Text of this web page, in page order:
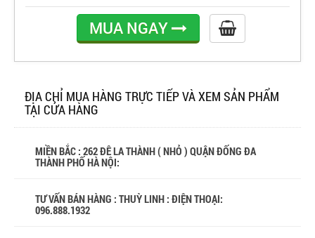
MUA NGAY
ĐỊA CHỈ MUA HÀNG TRỰC TIẾP VÀ XEM SẢN PHẨM
TẠI CỬA HÀNG
MIỀN BẮC : 262 ĐÊ LA THÀNH ( NHỎ ) QUẬN ĐỐNG ĐA
THÀNH PHỐ HÀ NỘI:
TƯ VẤN BÁN HÀNG : THUỲ LINH : ĐIỆN THOẠI:
096.888.1932